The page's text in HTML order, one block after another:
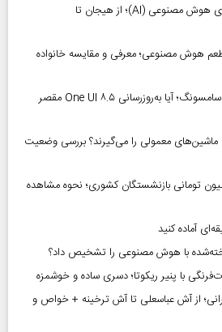
رشد خیره‌کننده بازار توکن‌های هوش مصنوعی (AI)؛ از هیجان تا
هوش مصنوعی؛ معرفی و مقایسه خانواده
بحران باتری در گوشی‌های سامسونگ؛ آیا به‌روزرسانی One UI ۸.۵ مقصر
ماشین‌های معمولی را می‌گیرند؟ بررسی وضعیت
وام ضروری ۷۵ میلیون تومانی بازنشستگان کشوری؛ نحوه مشاهده
با هوش مصنوعی را تشخیص داد؟
با پنیر ریکوتا؛ دسری ساده و خوشمزه
از آش عباسعلی تا آش ترخینه + خواص و